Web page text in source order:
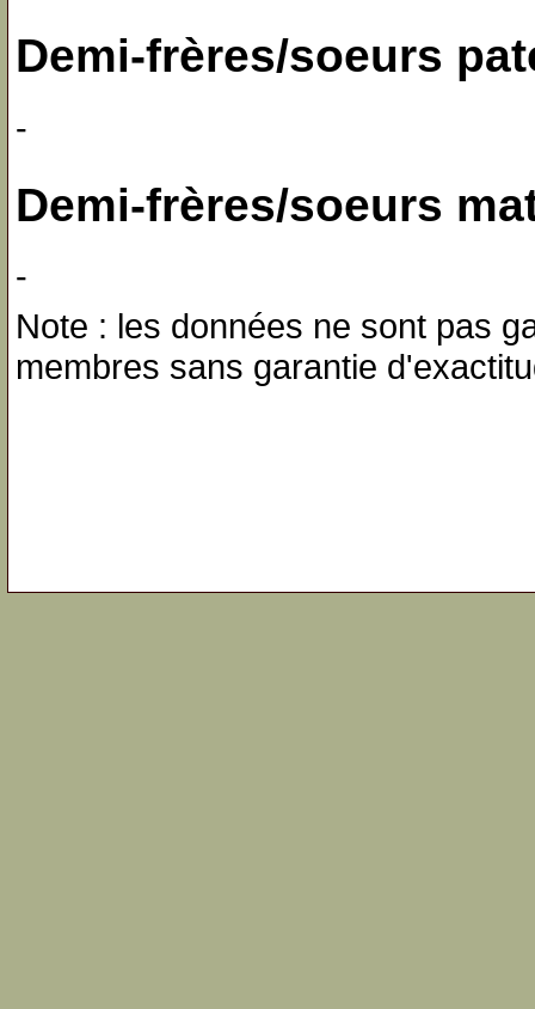
Demi-frères/soeurs
-
Demi-frères/soeurs
-
Note : les données ne sont pas
membres sans garantie